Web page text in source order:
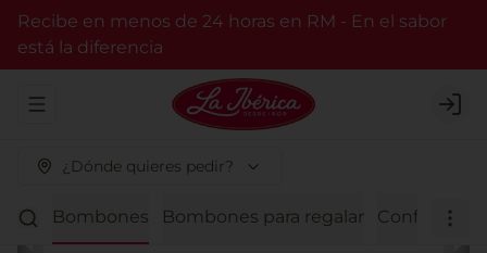
Recibe en menos de 24 horas en RM - En el sabor
está la diferencia
Abrir menu de navegación
¿Dónde quieres pedir?
Bombones Bombones para regalar Confitería